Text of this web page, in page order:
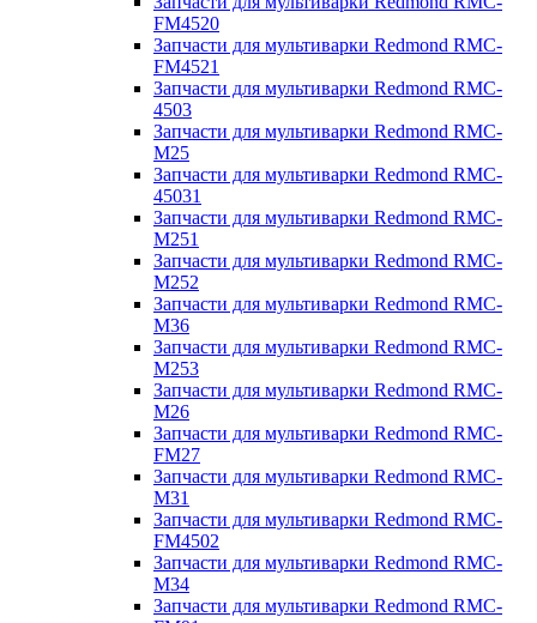
FM4520
Запчасти для мультиварки Redmond RMC-
FM4521
Запчасти для мультиварки Redmond RMC-
4503
Запчасти для мультиварки Redmond RMC-
M25
Запчасти для мультиварки Redmond RMC-
45031
Запчасти для мультиварки Redmond RMC-
M251
Запчасти для мультиварки Redmond RMC-
M252
Запчасти для мультиварки Redmond RMC-
M36
Запчасти для мультиварки Redmond RMC-
M253
Запчасти для мультиварки Redmond RMC-
M26
Запчасти для мультиварки Redmond RMC-
FM27
Запчасти для мультиварки Redmond RMC-
M31
Запчасти для мультиварки Redmond RMC-
FM4502
Запчасти для мультиварки Redmond RMC-
M34
Запчасти для мультиварки Redmond RMC-